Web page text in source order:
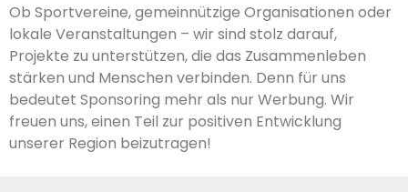
Ob Sportvereine, gemeinnützige Organisationen oder
lokale Veranstaltungen – wir sind stolz darauf,
Projekte zu unterstützen, die das Zusammenleben
stärken und Menschen verbinden. Denn für uns
bedeutet Sponsoring mehr als nur Werbung. Wir
freuen uns, einen Teil zur positiven Entwicklung
unserer Region beizutragen!